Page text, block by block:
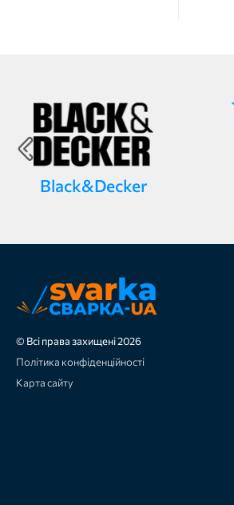
Black&Decker
© Всі права захищені 2026
Політика конфіденційності
Карта сайту